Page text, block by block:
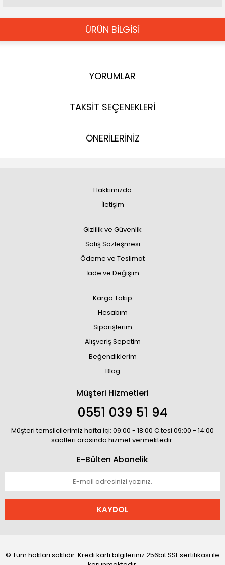
ÜRÜN BİLGİSİ
YORUMLAR
TAKSİT SEÇENEKLERİ
ÖNERİLERİNİZ
Hakkımızda
İletişim
Gizlilik ve Güvenlik
Satış Sözleşmesi
Ödeme ve Teslimat
İade ve Değişim
Kargo Takip
Hesabım
Siparişlerim
Alışveriş Sepetim
Beğendiklerim
Blog
Müşteri Hizmetleri
0551 039 51 94
Müşteri temsilcilerimiz hafta içi: 09:00 - 18:00 C.tesi 09:00 - 14:00
saatleri arasında hizmet vermektedir.
E-Bülten Abonelik
KAYDOL
© Tüm hakları saklıdır. Kredi kartı bilgileriniz 256bit SSL sertifikası ile